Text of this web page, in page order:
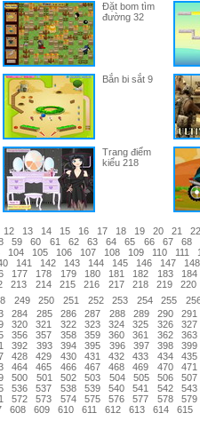
Đặt bom tìm
đường 32
Bắn bi sắt 9
Trang điểm
kiểu 218
12 13 14 15 16 17 18 19 20 21
22
59 60 61 62 63 64 65 66 67
68
104 105 106 107 108 109 110 111
141 142 143 144 145 146 147
148
177 178 179 180 181 182 183
184
213 214 215 216 217 218 219
220
249 250 251 252 253 254 255
284 285 286 287 288 289 290
291
320 321 322 323 324 325 326
327
356 357 358 359 360 361 362
363
392 393 394 395 396 397 398
399
428 429 430 431 432 433 434
435
464 465 466 467 468 469 470
471
500 501 502 503 504 505 506
507
536 537 538 539 540 541 542
543
572 573 574 575 576 577 578
579
608 609 610 611 612 613 614 615